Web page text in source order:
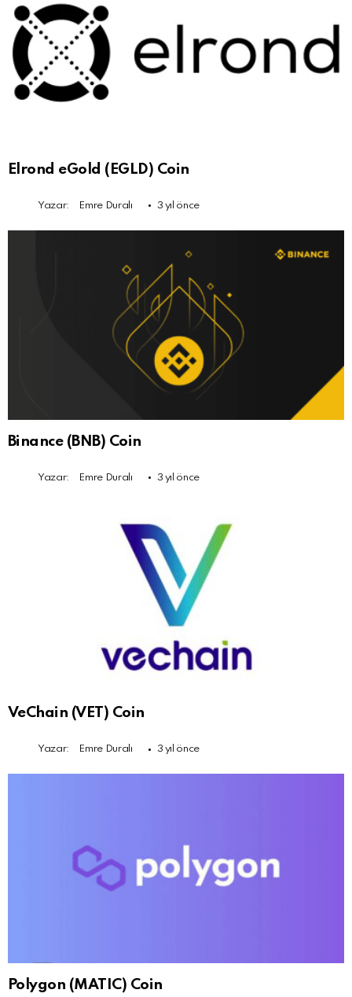
Elrond eGold (EGLD) Coin
Yazar: Emre Duralı 3 yıl önce
Binance (BNB) Coin
Yazar: Emre Duralı 3 yıl önce
VeChain (VET) Coin
Yazar: Emre Duralı 3 yıl önce
Polygon (MATIC) Coin